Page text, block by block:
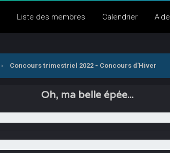
Liste des membres Calendrier Aide
› Concours trimestriel 2022 - Concours d'Hiver
Oh, ma belle épée...